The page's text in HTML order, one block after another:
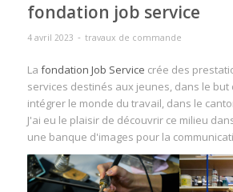
fondation job service
4 avril 2023 - travaux de commande
La fondation Job Service crée des
services destinés aux jeunes, dans le but
intégrer le monde du travail, dans le
J'ai eu le plaisir de découvrir ce milieu
une banque d'images pour la